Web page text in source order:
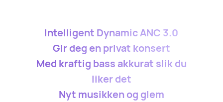
Intelligent Dynamic ANC 3.0
Gir deg en privat konsert
Med kraftig bass akkurat slik du
liker det
Nyt musikken og glem